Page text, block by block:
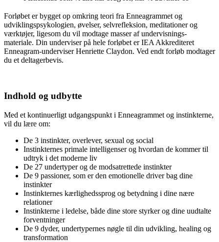
Forløbet er bygget op omkring teori fra Enneagrammet og
udviklingspsykologien, øvelser, selvrefleksion, meditationer og
værktøjer, ligesom du vil modtage masser af undervisnings-
materiale. Din underviser på hele forløbet er IEA Akkrediteret
Enneagram-underviser Henriette Claydon. Ved endt forløb modtager
du et deltagerbevis.
Indhold og udbytte
Med et kontinuerligt udgangspunkt i Enneagrammet og instinkterne,
vil du lære om:
De 3 instinkter, overlever, sexual og social
Instinkternes primale intelligenser og hvordan de kommer til
udtryk i det moderne liv
De 27 undertyper og de modsatrettede instinkter
De 9 passioner, som er den emotionelle driver bag dine
instinkter
Instinkternes kærlighedssprog og betydning i dine nære
relationer
Instinkterne i ledelse, både dine store styrker og dine uudtalte
forventninger
De 9 dyder, undertypernes nøgle til din udvikling, healing og
transformation